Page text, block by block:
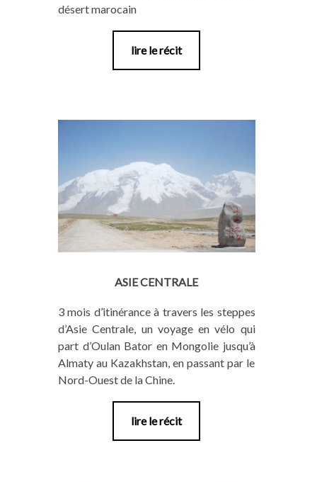
désert marocain
lire le récit
ASIE CENTRALE
3 mois d’itinérance à travers les steppes
d’Asie Centrale, un voyage en vélo qui
part d’Oulan Bator en Mongolie jusqu’à
Almaty au Kazakhstan, en passant par le
Nord-Ouest de la Chine.
lire le récit